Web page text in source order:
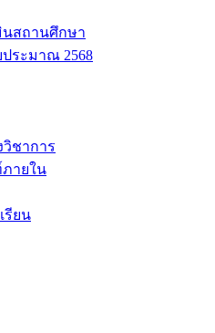
นสถานศึกษา
ระมาณ 2568
วิชาการ
ายใน
รียน